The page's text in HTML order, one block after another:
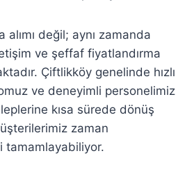
alımı değil; aynı zamanda
ve şeffaf fiyatlandırma
Çiftlikköy genelinde hızlı
ve deneyimli personelimiz
kısa sürede dönüş
zaman
tamamlayabiliyor.